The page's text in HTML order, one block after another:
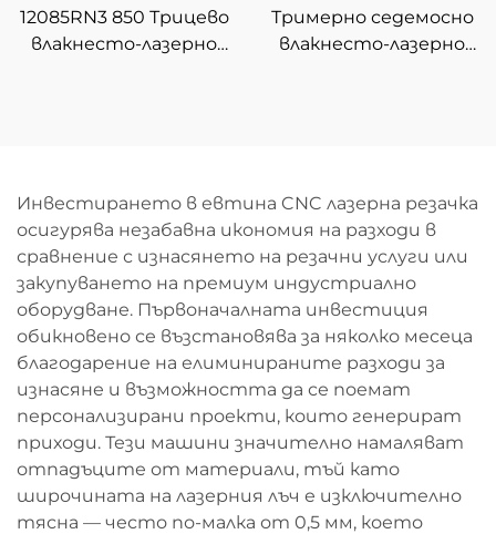
12085RN3 850 Трицево
влакнесто-лазерно
Тримерно седемосно
влакнесто-лазерно
Инвестирането в евтина CNC лазерна резачка
осигурява незабавна икономия на разходи в
сравнение с изнасянето на резачни услуги или
закупуването на премиум индустриално
оборудване. Първоначалната инвестиция
обикновено се възстановява за няколко месеца
благодарение на елиминираните разходи за
изнасяне и възможността да се поемат
персонализирани проекти, които генерират
приходи. Тези машини значително намаляват
отпадъците от материали, тъй като
широчината на лазерния лъч е изключително
тясна — често по-малка от 0,5 мм, което